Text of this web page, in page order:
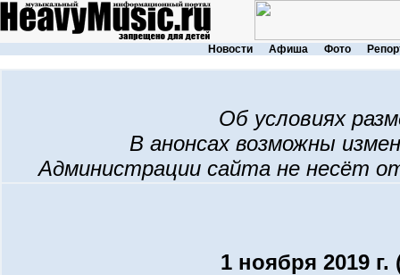
Новости Афиша Фото
Об условиях
В анонсах возможны
Администрации сайта не несёт
1 ноября 2019